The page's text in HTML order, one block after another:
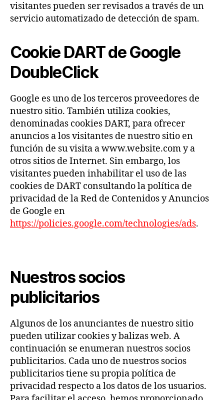
visitantes pueden ser revisados a través de un
servicio automatizado de detección de spam.
Cookie DART de Google
DoubleClick
Google es uno de los terceros proveedores de
nuestro sitio. También utiliza cookies,
denominadas cookies DART, para ofrecer
anuncios a los visitantes de nuestro sitio en
función de su visita a www.website.com y a
otros sitios de Internet. Sin embargo, los
visitantes pueden inhabilitar el uso de las
cookies de DART consultando la política de
privacidad de la Red de Contenidos y Anuncios
de Google en
https://policies.google.com/technologies/ads.
Nuestros socios
publicitarios
Algunos de los anunciantes de nuestro sitio
pueden utilizar cookies y balizas web. A
continuación se enumeran nuestros socios
publicitarios. Cada uno de nuestros socios
publicitarios tiene su propia política de
privacidad respecto a los datos de los usuarios.